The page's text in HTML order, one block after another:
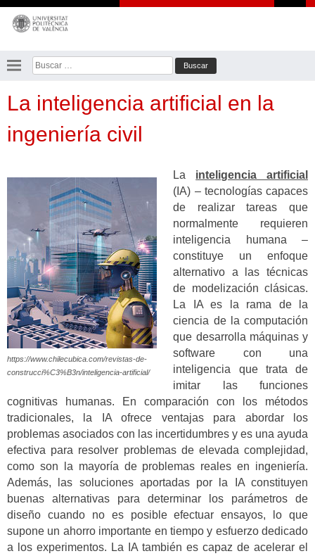
Saltar
contenido
Buscar:
La inteligencia artificial en la
ingeniería civil
https://www.chilecubica.com/revistas-de-
construcci%C3%B3n/inteligencia-artificial/
La inteligencia artificial
(IA) – tecnologías capaces
de realizar tareas que
normalmente requieren
inteligencia humana –
constituye un enfoque
alternativo a las técnicas
de modelización clásicas.
La IA es la rama de la
ciencia de la computación
que desarrolla máquinas y
software con una
inteligencia que trata de
imitar las funciones
cognitivas humanas. En comparación con los métodos
tradicionales, la IA ofrece ventajas para abordar los
problemas asociados con las incertidumbres y es una ayuda
efectiva para resolver problemas de elevada complejidad,
como son la mayoría de problemas reales en ingeniería.
Además, las soluciones aportadas por la IA constituyen
buenas alternativas para determinar los parámetros de
diseño cuando no es posible efectuar ensayos, lo que
supone un ahorro importante en tiempo y esfuerzo dedicado
a los experimentos. La IA también es capaz de acelerar el